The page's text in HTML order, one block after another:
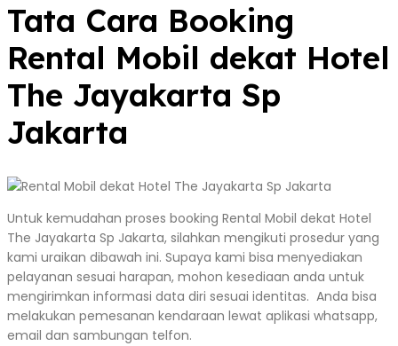
Tata Cara Booking
Rental Mobil dekat Hotel
The Jayakarta Sp
Jakarta
Untuk kemudahan proses booking Rental Mobil dekat Hotel
The Jayakarta Sp Jakarta, silahkan mengikuti prosedur yang
kami uraikan dibawah ini. Supaya kami bisa menyediakan
pelayanan sesuai harapan, mohon kesediaan anda untuk
mengirimkan informasi data diri sesuai identitas. Anda bisa
melakukan pemesanan kendaraan lewat aplikasi whatsapp,
email dan sambungan telfon.